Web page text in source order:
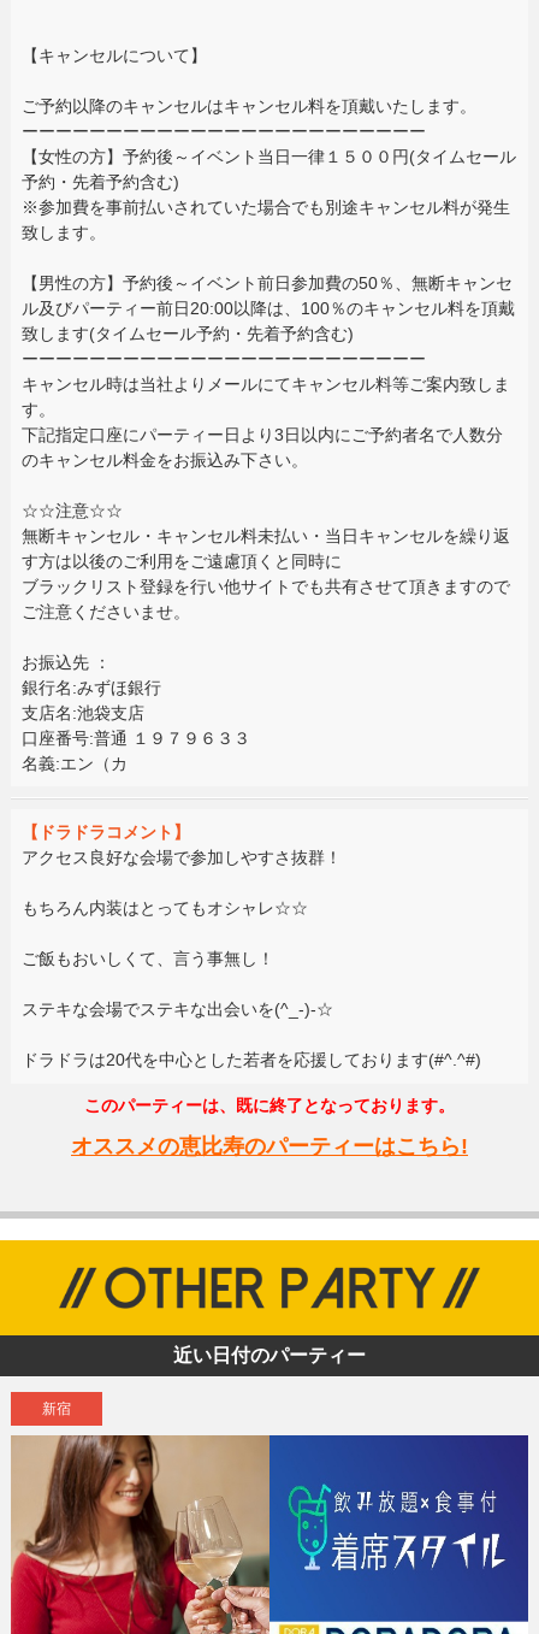
【キャンセルについて】
ご予約以降のキャンセルはキャンセル料を頂戴いたします。
ーーーーーーーーーーーーーーーーーーーーーーーー
【女性の方】予約後～イベント当日一律１５００円(タイムセール
予約・先着予約含む)
※参加費を事前払いされていた場合でも別途キャンセル料が発生
致します。
【男性の方】予約後～イベント前日参加費の50％、無断キャンセ
ル及びパーティー前日20:00以降は、100％のキャンセル料を頂戴
致します(タイムセール予約・先着予約含む)
ーーーーーーーーーーーーーーーーーーーーーーーー
キャンセル時は当社よりメールにてキャンセル料等ご案内致しま
す。
下記指定口座にパーティー日より3日以内にご予約者名で人数分
のキャンセル料金をお振込み下さい。
☆☆注意☆☆
無断キャンセル・キャンセル料未払い・当日キャンセルを繰り返
す方は以後のご利用をご遠慮頂くと同時に
ブラックリスト登録を行い他サイトでも共有させて頂きますので
ご注意くださいませ。
お振込先 ：
銀行名:みずほ銀行
支店名:池袋支店
口座番号:普通 １９７９６３３
名義:エン（カ
【ドラドラコメント】
アクセス良好な会場で参加しやすさ抜群！
もちろん内装はとってもオシャレ☆☆
ご飯もおいしくて、言う事無し！
ステキな会場でステキな出会いを(^_-)-☆
ドラドラは20代を中心とした若者を応援しております(#^.^#)
このパーティーは、既に終了となっております。
オススメの恵比寿のパーティーはこちら!
近い日付のパーティー
新宿